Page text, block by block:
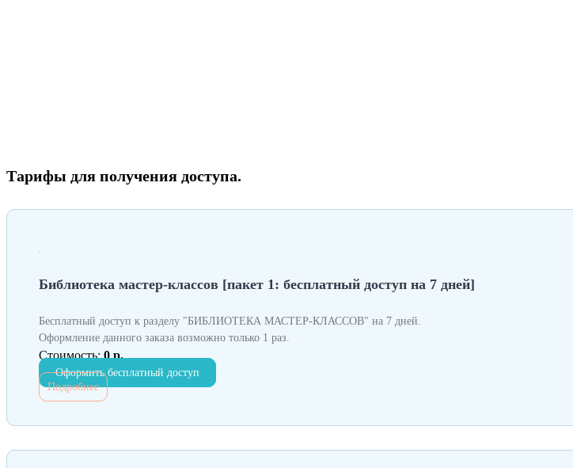
Тарифы для получения доступа.
Библиотека мастер-классов [пакет 1: бесплатный доступ на 7 дней]
Бесплатный доступ к разделу "БИБЛИОТЕКА МАСТЕР-КЛАССОВ" на 7 дней.
Оформление данного заказа возможно только 1 раз.
Стоимость: 0 р.
Оформить бесплатный доступ
Подробнее